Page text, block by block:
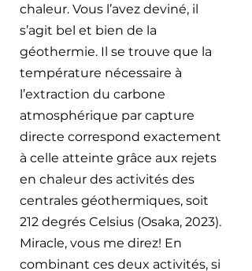
chaleur. Vous l’avez deviné, il
s’agit bel et bien de la
géothermie. Il se trouve que la
température nécessaire à
l’extraction du carbone
atmosphérique par capture
directe correspond exactement
à celle atteinte grâce aux rejets
en chaleur des activités des
centrales géothermiques, soit
212 degrés Celsius (Osaka, 2023).
Miracle, vous me direz! En
combinant ces deux activités, si